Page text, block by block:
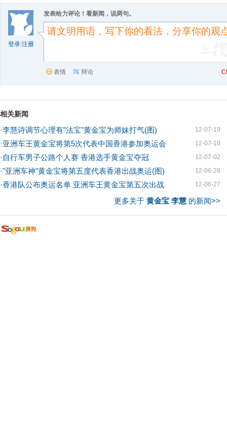
登录/注册
发表给力评论！看新闻，说两句。
表情 辩论
相关新闻
12-07-19
·李慧诗调节心理有"法宝"黄金宝为师妹打气(图)
12-07-10
·亚洲车王黄金宝将第5次代表中国香港参加奥运会
12-07-02
·自行车男子公路个人赛 香港选手黄金宝夺冠
12-06-28
·"亚洲车神"黄金宝将第五度代表香港出战奥运(图)
12-06-27
·香港队公布奥运名单 亚洲车王黄金宝第五次出战
更多关于 黄金宝 李慧 的新闻>>